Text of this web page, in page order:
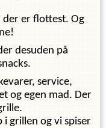
der er flottest. Og
desuden på
service,
og egen mad. Der
grillen og vi spiser